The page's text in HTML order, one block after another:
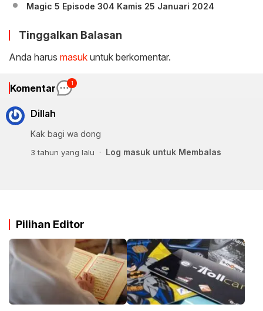
Magic 5 Episode 304 Kamis 25 Januari 2024
Tinggalkan Balasan
Anda harus masuk untuk berkomentar.
Komentar 1
Dillah
Kak bagi wa dong
3 tahun yang lalu Log masuk untuk Membalas
Pilihan Editor